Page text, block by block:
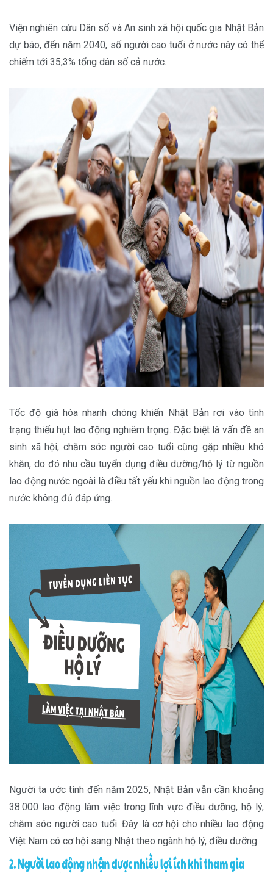
Viện nghiên cứu Dân số và An sinh xã hội quốc gia Nhật Bản
dự báo, đến năm 2040, số người cao tuổi ở nước này có thể
chiếm tới 35,3% tổng dân số cả nước.
Tốc độ già hóa nhanh chóng khiến Nhật Bản rơi vào tình
trạng thiếu hụt lao động nghiêm trọng. Đặc biệt là vấn đề an
sinh xã hội, chăm sóc người cao tuổi cũng gặp nhiều khó
khăn, do đó nhu cầu tuyển dụng điều dưỡng/hộ lý từ nguồn
lao động nước ngoài là điều tất yếu khi nguồn lao động trong
nước không đủ đáp ứng.
Người ta ước tính đến năm 2025, Nhật Bản vẫn cần khoảng
38.000 lao động làm việc trong lĩnh vực điều dưỡng, hộ lý,
chăm sóc người cao tuổi. Đây là cơ hội cho nhiều lao động
Việt Nam có cơ hội sang Nhật theo ngành hộ lý, điều dưỡng.